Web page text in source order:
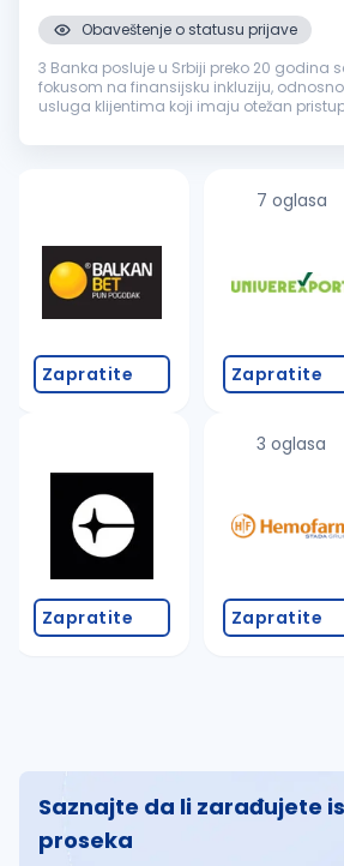
Obaveštenje o statusu prijave
3 Banka posluje u Srbiji preko 20 godina
fokusom na finansijsku inkluziju,
usluga klijentima koji imaju otežan
pozitivno radno okruž...
Zapratite
Zapratite
7 oglasa
Zapratite
3 oglasa
Zapratite
Saznajte da li zarađujete
proseka